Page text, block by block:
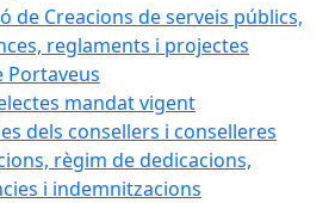
de Creacions de serveis públics,
reglaments i projectes
Portaveus
mandat vigent
dels consellers i conselleres
règim de dedicacions,
i indemnitzacions